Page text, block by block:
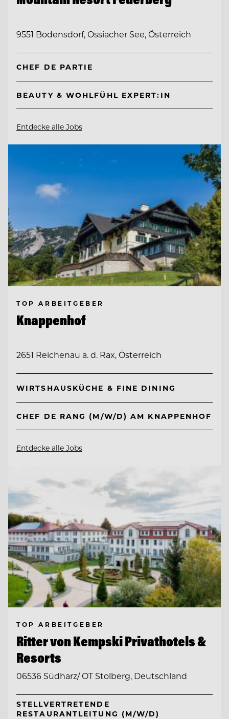
9551 Bodensdorf, Ossiacher See, Österreich
CHEF DE PARTIE
BEAUTY & WOHLFÜHL EXPERT:IN
Entdecke alle Jobs
TOP ARBEITGEBER
Knappenhof
2651 Reichenau a. d. Rax, Österreich
WIRTSHAUSKÜCHE & FINE DINING
CHEF DE RANG (M/W/D) AM KNAPPENHOF
Entdecke alle Jobs
TOP ARBEITGEBER
Ritter von Kempski Privathotels &
Resorts
06536 Südharz/ OT Stolberg, Deutschland
STELLVERTRETENDE
RESTAURANTLEITUNG (M/W/D)